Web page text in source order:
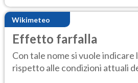
Wikimeteo
Effetto farfalla
Con tale nome si vuole
rispetto alle condizioni attuali